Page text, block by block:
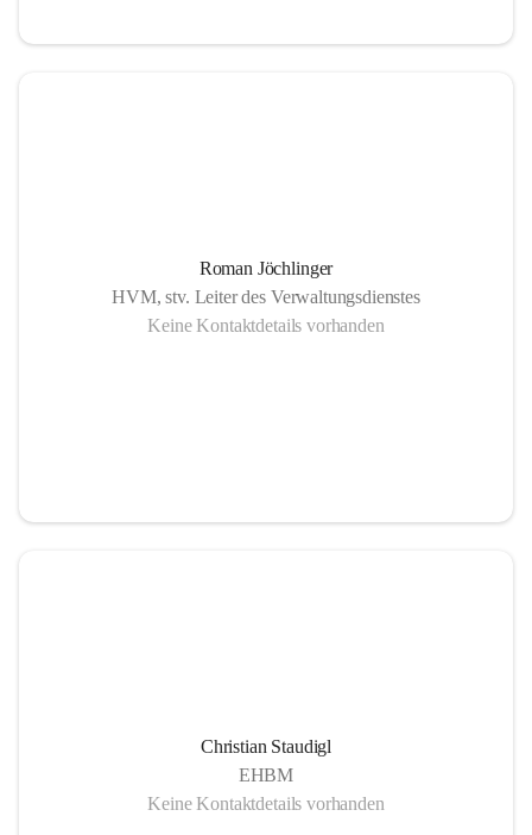
Roman Jöchlinger
HVM, stv. Leiter des Verwaltungsdienstes
Keine Kontaktdetails vorhanden
Christian Staudigl
EHBM
Keine Kontaktdetails vorhanden